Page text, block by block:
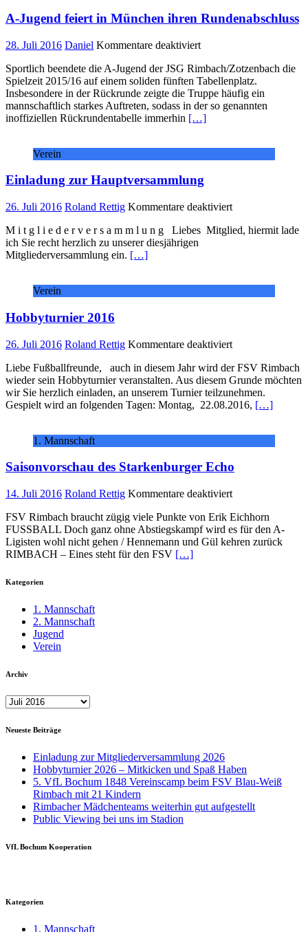
A-Jugend feiert in München ihren Rundenabschluss
28. Juli 2016 Daniel Kommentare deaktiviertfür
Jugend
feiert
in
München
ihren
Sportlich beendete die A-Jugend der JSG Rimbach/Zotzenbach die
Spielzeit 2015/16 auf einem soliden fünften Tabellenplatz.
Insbesondere in der Rückrunde zeigte die Truppe häufig ein
mannschaftlich starkes Auftreten, sodass in der so genannten
inoffiziellen Rückrundentabelle immerhin […]
Verein
Einladung zur Hauptversammlung
26. Juli 2016 Roland Rettig Kommentare deaktiviertfür
zur
M i t g l i e d e r v e r s a m m l u n g Liebes Mitglied, hiermit lade
ich Sie recht herzlich zu unserer diesjährigen
Mitgliederversammlung ein. […]
Verein
Hobbyturnier 2016
26. Juli 2016 Roland Rettig Kommentare deaktiviertfür
2016
Liebe Fußballfreunde, auch in diesem Jahr wird der FSV Rimbach
wieder sein Hobbyturnier veranstalten. Aus diesem Grunde möchten
wir Sie herzlich einladen, an unserem Turnier teilzunehmen.
Gespielt wird an folgenden Tagen: Montag, 22.08.2016, […]
1. Mannschaft
Saisonvorschau des Starkenburger Echo
14. Juli 2016 Roland Rettig Kommentare deaktiviertfür
des
Starkenburger
Echo
FSV Rimbach braucht zügig viele Punkte von Erik Eichhorn
FUSSBALL Doch ganz ohne Abstiegskampf wird es für den A-
Ligisten wohl nicht gehen / Hennemann und Gül kehren zurück
RIMBACH – Eines steht für den FSV […]
Kategorien
1. Mannschaft
2. Mannschaft
Jugend
Verein
Archiv
Archiv
Neueste Beiträge
Einladung zur Mitgliederversammlung 2026
Hobbyturnier 2026 – Mitkicken und Spaß Haben
5. VfL Bochum 1848 Vereinscamp beim FSV Blau-Weiß
Rimbach mit 21 Kindern
Rimbacher Mädchenteams weiterhin gut aufgestellt
Public Viewing bei uns im Stadion
VfL Bochum Kooperation
Kategorien
1. Mannschaft